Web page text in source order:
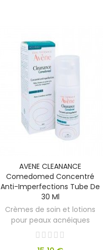
AVENE CLEANANCE
Comedomed Concentré
Anti-Imperfections Tube De
30 Ml
Crèmes de soin et lotions
pour peaux acnéiques